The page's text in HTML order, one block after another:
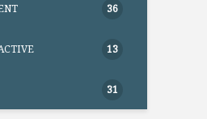
36
13
31